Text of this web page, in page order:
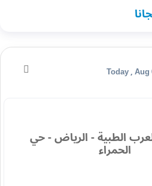
الطبية - الرياض - حي
الحمراء